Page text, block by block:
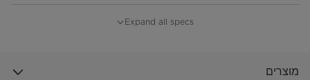
Expand all specs
מוצרים